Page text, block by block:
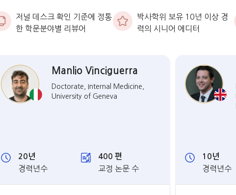
저널 데스크 확인 기준에 정통
한 학문분야별 리뷰어
박사학위 보유 10년 이상 경
력의 시니어 에디터
Manlio Vinciguerra
Doctorate, Internal Medicine,
University of Geneva
20년
경력년수
400 편
교정 논문 수
10년
경력년수